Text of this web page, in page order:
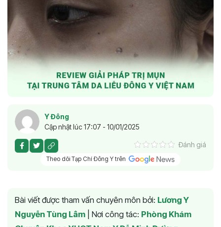
Y Đông
Cập nhật lúc 17:07 - 10/01/2025
Đánh giá
Theo dõi Tạp Chí Đông Y trên
Bài viết được tham vấn chuyên môn bởi: Lương Y
Nguyễn Tùng Lâm
Nơi công tác: Phòng Khám